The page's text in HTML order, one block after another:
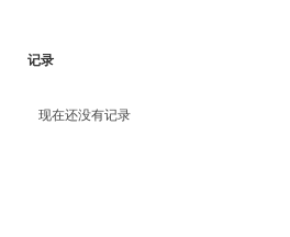
记录
现在还没有记录